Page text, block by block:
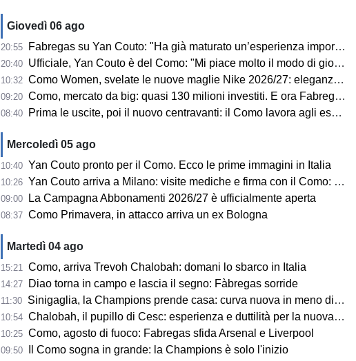
Giovedì 06 ago
20:55 Fabregas su Yan Couto: "Ha già maturato un’esperienza importante, può crescere ancora"
20:40 Ufficiale, Yan Couto è del Como: "Mi piace molto il modo di giocare della squadra"
10:32 Como Women, svelate le nuove maglie Nike 2026/27: eleganza e performance al centro del progetto
09:20 Como, mercato da big: quasi 130 milioni investiti. E ora Fabregas sogna il colpo in attacco
08:40 Prima le uscite, poi il nuovo centravanti: il Como lavora agli esuberi
Mercoledì 05 ago
10:40 Yan Couto pronto per il Como. Ecco le prime immagini in Italia
10:26 Yan Couto arriva a Milano: visite mediche e firma con il Como: “Sono molto felice ed emozionato”
09:00 La Campagna Abbonamenti 2026/27 è ufficialmente aperta
08:37 Como Primavera, in attacco arriva un ex Bologna
Martedì 04 ago
15:21 Como, arriva Trevoh Chalobah: domani lo sbarco in Italia
14:27 Diao torna in campo e lascia il segno: Fàbregas sorride
11:30 Sinigaglia, la Champions prende casa: curva nuova in meno di 80 giorni
10:54 Chalobah, il pupillo di Cesc: esperienza e duttilità per la nuova difesa
10:25 Como, agosto di fuoco: Fabregas sfida Arsenal e Liverpool
09:50
Il Como sogna in grande: la Champions è solo l'inizio